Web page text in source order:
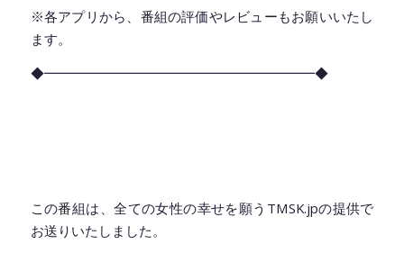
※各アプリから、番組の評価やレビューもお願いいたし
ます。
◆━━━━━━━━━━━━━━━━━━━━◆
この番組は、全ての女性の幸せを願うTMSK.jpの提供で
お送りいたしました。